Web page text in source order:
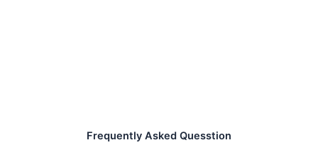
Frequently Asked Quesstion